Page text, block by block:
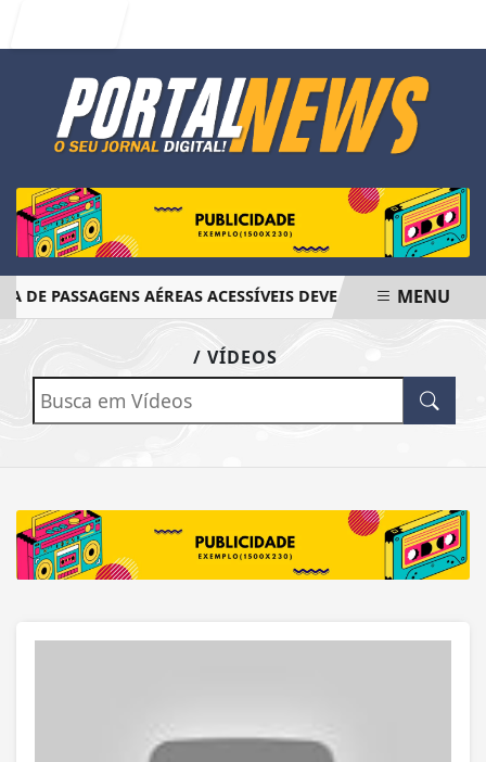
DE PASSAGENS AÉREAS ACESSÍVEIS DEVE SER FINALIZADO
MENU
/ VÍDEOS